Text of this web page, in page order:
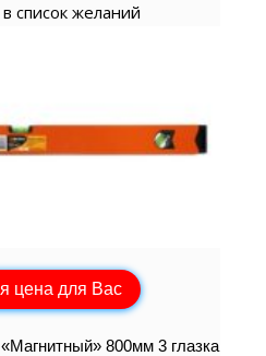
список желаний
цена для Вас
800мм 3 глазка